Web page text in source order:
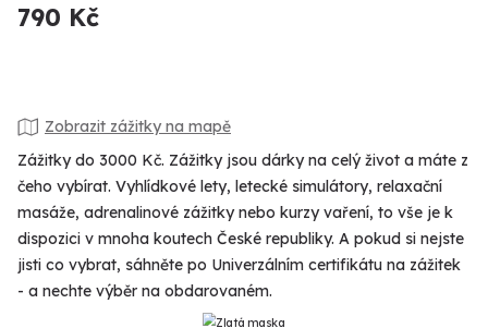
790 Kč
Zobrazit zážitky na mapě
Zážitky do 3000 Kč. Zážitky jsou dárky na celý život a máte z
čeho vybírat. Vyhlídkové lety, letecké simulátory, relaxační
masáže, adrenalinové zážitky nebo kurzy vaření, to vše je k
dispozici v mnoha koutech České republiky. A pokud si nejste
jisti co vybrat, sáhněte po Univerzálním certifikátu na zážitek
- a nechte výběr na obdarovaném.